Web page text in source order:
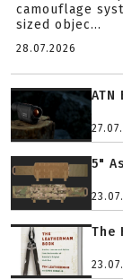
camouflage
sized objec...
28.07.2026
5"
The